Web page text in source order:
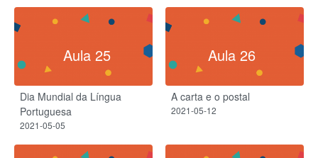
Aula 25
Dia Mundial da Língua
Portuguesa
2021-05-05
Aula 26
A carta e o postal
2021-05-12